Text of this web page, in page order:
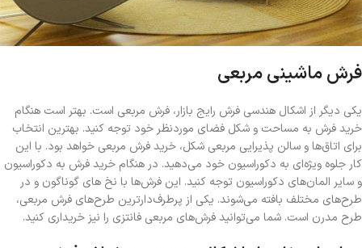
فرش ماشینی مربعی
یکی دیگر از اشکال هندسی فرش رایج بازار، فرش مربعی است. بهتر است هنگام
خرید فرش به مساحت و شکل فضای موردنظر خود توجه کنید. بهترین انتخاب
برای اتاق‌ها و سالن پذیرایی مربعی شکل، خرید فرش مربعی خواهد بود. با این
کار جلوه ویژه‌ای به دکوراسیون خود می‌دهید. در هنگام خرید فرش به دکوراسیون
و سایر المان‌های دکوراسیون توجه کنید. این فرش‌ها با نخ های گوناگون و در
طرح‌های مختلف بافته می‌شوند. یکی از پرطرف‌دارترین طرح‌های فرش مربعی،
طرح مدرن است. شما می‌توانید فرش‌های مربعی فانتزی را نیز خریداری کنید.